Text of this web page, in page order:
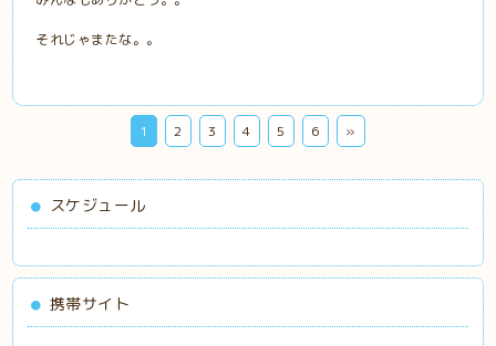
それじゃまたな。。
1 2 3 4 5 6 »
スケジュール
携帯サイト